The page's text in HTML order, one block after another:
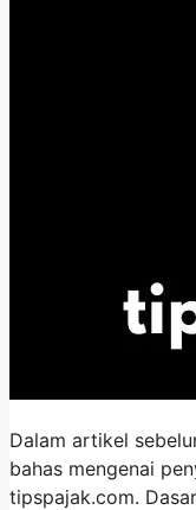
Dalam artikel
bahas mengenai
tipspajak.com.